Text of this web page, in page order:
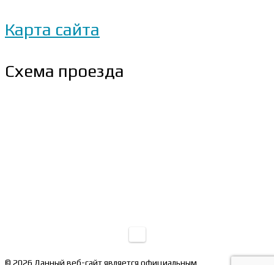
Карта сайта
Схема проезда
© 2026 Данный веб-сайт является официальным